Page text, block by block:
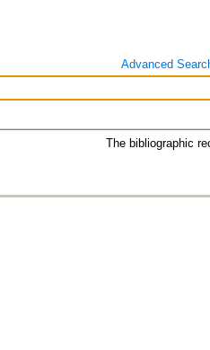
Advanced
The bibliographic